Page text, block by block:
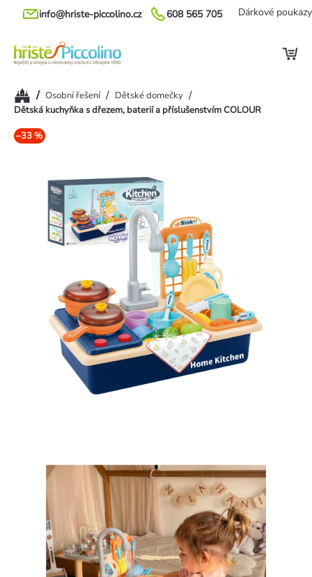
Přejít
608 565 705
info@hriste-piccolino.cz Dárkové poukazy
Domů/ Osobní řešení / Dětské domečky /
Dětská kuchyňka s dřezem, baterií a příslušenstvím COLOUR
–33 %